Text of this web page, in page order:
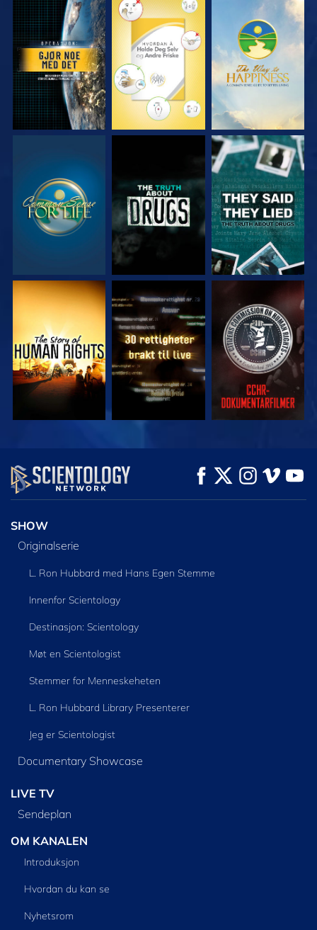
SE SE SE
SE SE
SE SE SE
SE UTFORSK SERIEN
SHOW
Originalserie
L. Ron Hubbard med Hans Egen Stemme
Innenfor Scientology
Destinasjon: Scientology
Møt en Scientologist
Stemmer for Menneskeheten
L. Ron Hubbard Library Presenterer
Jeg er Scientologist
Documentary Showcase
LIVE TV
Sendeplan
OM KANALEN
Introduksjon
Hvordan du kan se
Nyhetsrom